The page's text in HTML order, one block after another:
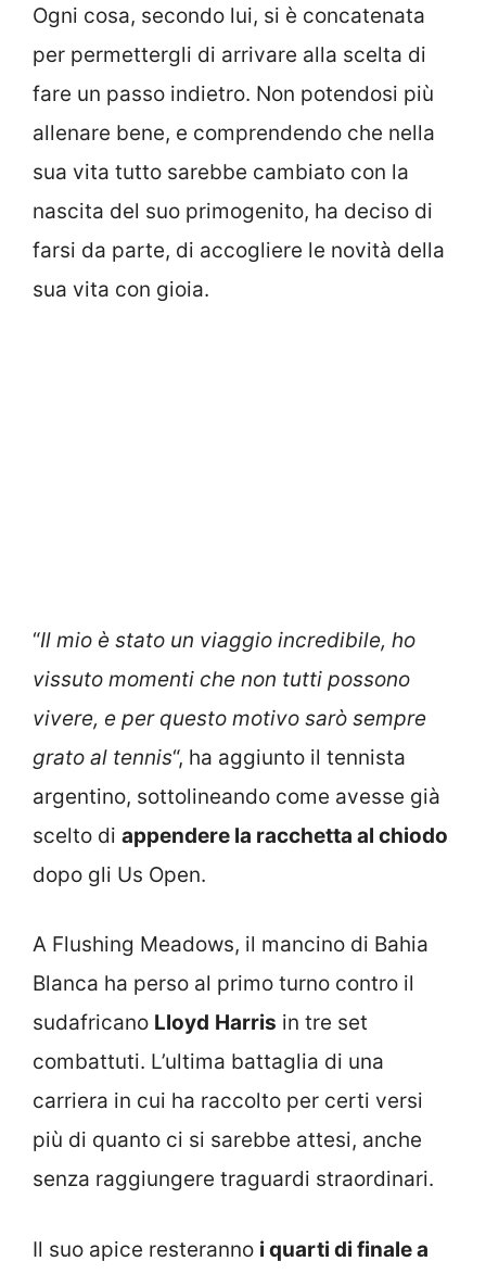
Ogni cosa, secondo lui, si è concatenata
per permettergli di arrivare alla scelta di
fare un passo indietro. Non potendosi più
allenare bene, e comprendendo che nella
sua vita tutto sarebbe cambiato con la
nascita del suo primogenito, ha deciso di
farsi da parte, di accogliere le novità della
sua vita con gioia.
“Il mio è stato un viaggio incredibile, ho
vissuto momenti che non tutti possono
vivere, e per questo motivo sarò sempre
grato al tennis“, ha aggiunto il tennista
argentino, sottolineando come avesse già
scelto di appendere la racchetta al chiodo
dopo gli Us Open.
A Flushing Meadows, il mancino di Bahia
Blanca ha perso al primo turno contro il
sudafricano Lloyd Harris in tre set
combattuti. L’ultima battaglia di una
carriera in cui ha raccolto per certi versi
più di quanto ci si sarebbe attesi, anche
senza raggiungere traguardi straordinari.
Il suo apice resteranno i quarti di finale a